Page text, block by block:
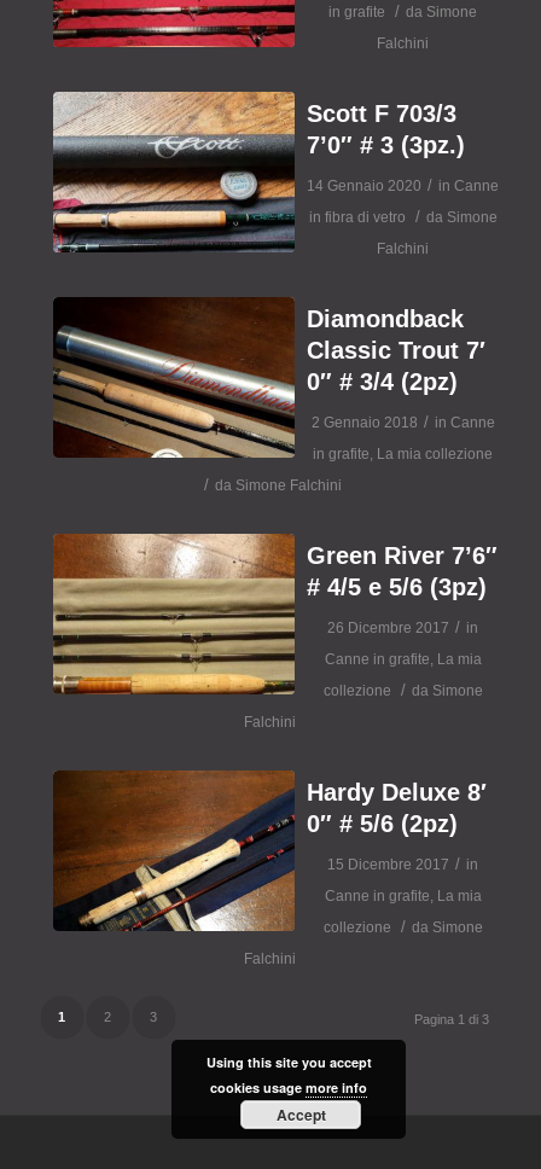
in grafite
/ da Simone
Falchini
Scott F 703/3
7’0″ # 3 (3pz.)
14 Gennaio 2020 / inCanne
in fibra di vetro
/ da Simone
Falchini
Diamondback
Classic Trout 7′
0″ # 3/4 (2pz)
2 Gennaio 2018 / in Canne
in grafite, La mia collezione
/ da Simone Falchini
Green River 7’6″
# 4/5 e 5/6 (3pz)
26 Dicembre 2017 / in
Canne in grafite, La mia
collezione
/ da Simone
Falchini
Hardy Deluxe 8′
0″ # 5/6 (2pz)
15 Dicembre 2017 / in
Canne in grafite, La mia
collezione
/ da Simone
Falchini
Pagina 1 di 3
1 2 3
Using this site you accept
cookies usage more info
Accept